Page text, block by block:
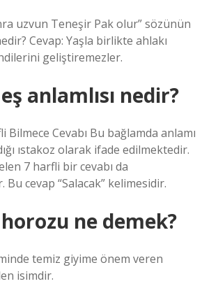
uzvun Teneşir Pak olur” sözünün
Cevap: Yaşla birlikte ahlakı
geliştiremezler.
anlamlısı nedir?
Bilmece Cevabı Bu bağlamda anlamı
ıstakoz olarak ifade edilmektedir.
7 harfli bir cevabı da
Bu cevap “Salacak” kelimesidir.
ne demek?
temiz giyime önem veren
isimdir.